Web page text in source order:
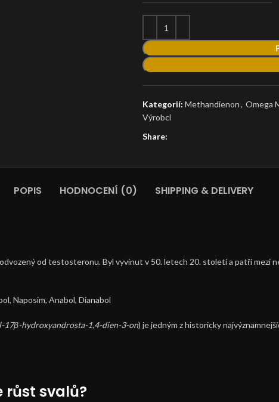
Kategorií: Methandienon, Omega
Výrobci
Share:
POPIS HODNOCENÍ (0) SHIPPING & DELIVERY
od testosteronu. Byl vyvinut v 50. letech 20. století a patří mezi
Naposim, Anabol, Dianabol
17β-hydroxyandrosta-1,4-dien-3-on) je jedným z historicky
růst svalů?